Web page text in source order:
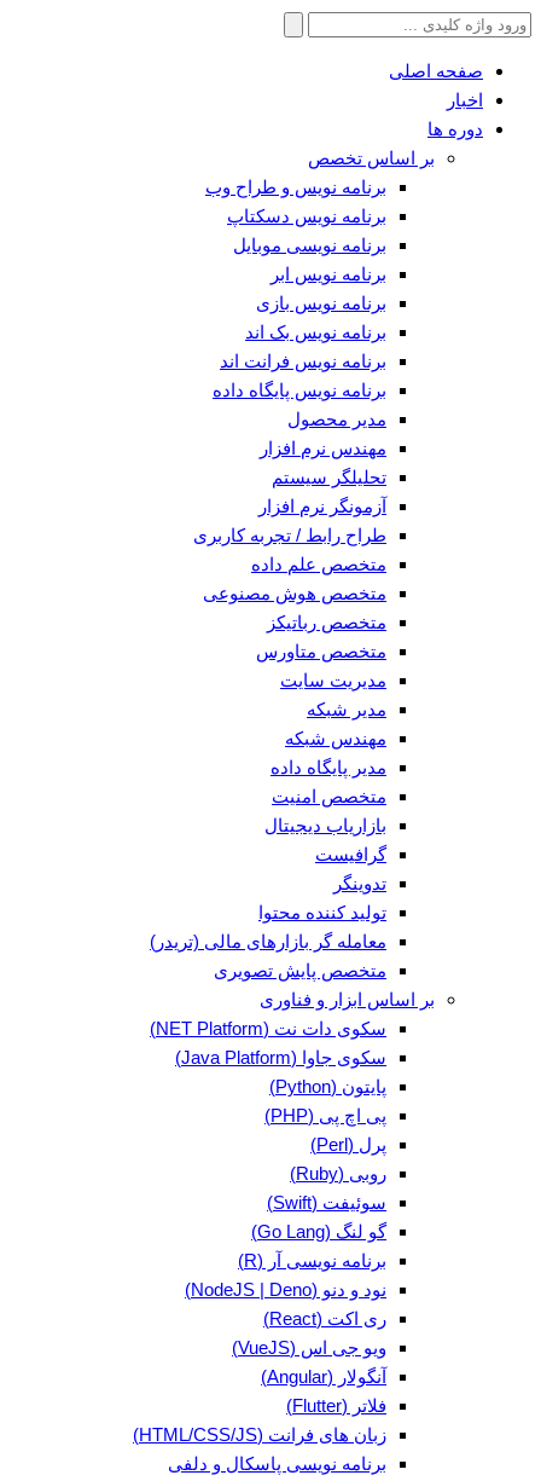
جستجو
صفحه اصلی
اخبار
دوره ها
بر اساس تخصص
برنامه نویس و طراح وب
برنامه نویس دسکتاپ
برنامه نویسی موبایل
برنامه نویس ابر
برنامه نویس بازی
برنامه نویس بک اند
برنامه نویس فرانت اند
برنامه نویس پایگاه داده
مدیر محصول
مهندس نرم افزار
تحلیلگر سیستم
آزمونگر نرم افزار
طراح رابط / تجربه کاربری
متخصص علم داده
متخصص هوش مصنوعی
متخصص رباتیکز
متخصص متاورس
مدیریت سایت
مدیر شبکه
مهندس شبکه
مدیر پایگاه داده
متخصص امنیت
بازاریاب دیجیتال
گرافیست
تدوینگر
تولید کننده محتوا
معامله گر بازارهای مالی (تریدر)
متخصص پایش تصویری
بر اساس ابزار و فناوری
سکوی دات نت (NET Platform)
سکوی جاوا (Java Platform)
پایتون (Python)
پی اچ پی (PHP)
پرل (Perl)
روبی (Ruby)
سوئیفت (Swift)
گو لنگ (Go Lang)
برنامه نویسی آر (R)
نود و دنو (NodeJS | Deno)
ری اکت (React)
ویو جی اس (VueJS)
آنگولار (Angular)
فلاتر (Flutter)
زبان های فرانت (HTML/CSS/JS)
برنامه نویسی پاسکال و دلفی